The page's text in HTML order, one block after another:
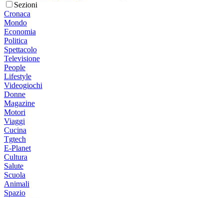
Sezioni
Cronaca
Mondo
Economia
Politica
Spettacolo
Televisione
People
Lifestyle
Videogiochi
Donne
Magazine
Motori
Viaggi
Cucina
Tgtech
E-Planet
Cultura
Salute
Scuola
Animali
Spazio